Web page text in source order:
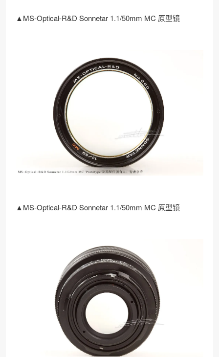
▲MS-Optical-R&D Sonnetar 1.1/50mm MC 原型镜
▲MS-Optical-R&D Sonnetar 1.1/50mm MC 原型镜